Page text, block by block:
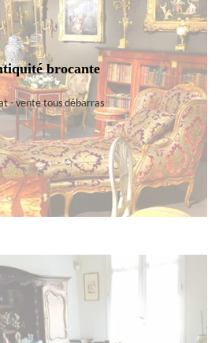
brocante
- vente tous débarras